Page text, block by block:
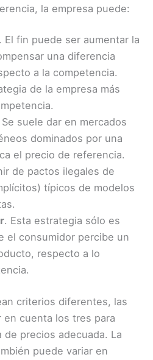
la empresa puede:
. El fin puede ser aumentar la
una diferencia
a la competencia.
de la empresa más
Se suele dar en mercados
dominados por una
el precio de referencia.
de pactos ilegales de
típicos de modelos
. Esta estrategia sólo es
el consumidor percibe un
respecto a lo
criterios diferentes, las
cuenta los tres para
precios adecuada. La
puede variar en